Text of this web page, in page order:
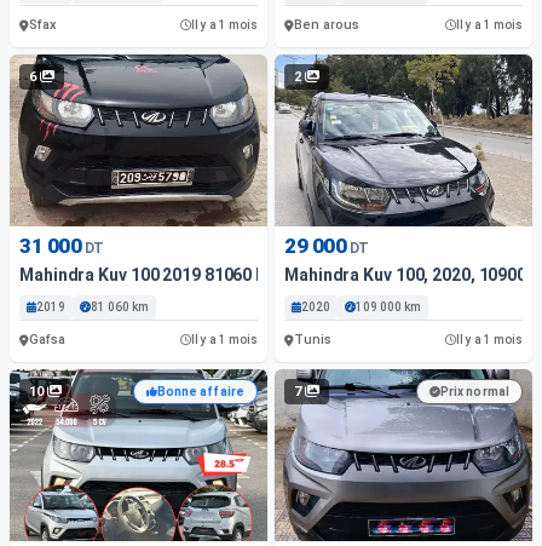
Sfax Il y a 1 mois Ben arous Il y a 1 mois
6
31 000 DT
Mahindra Kuv 100 2019 81060 Km
2019 81 060 km
Gafsa Il y a 1 mois
2
29 000 DT
Mahindra Kuv 100, 2020, 109000
2020 109 000 km
Tunis Il y a 1 mois
10 Bonne affaire 7 Prix normal